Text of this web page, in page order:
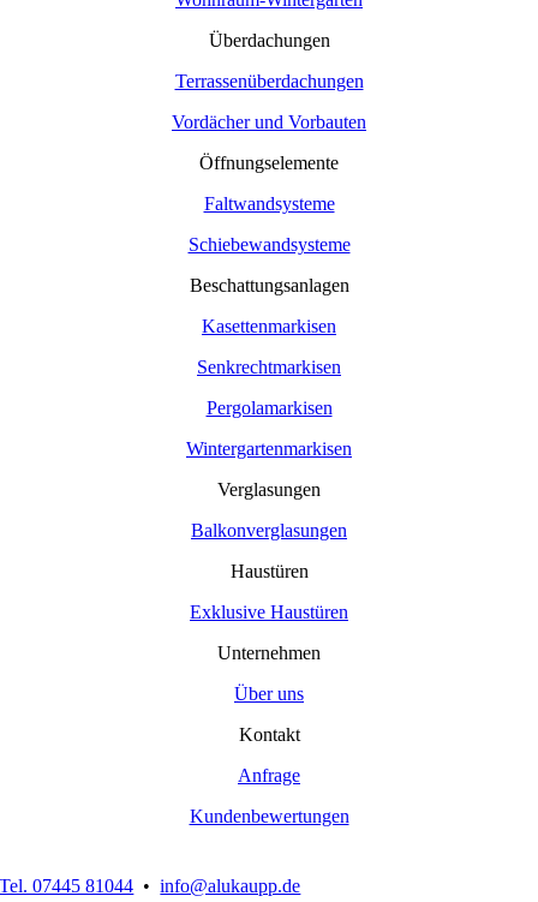
Überdachungen
Terrassenüberdachungen
Vordächer und Vorbauten
Öffnungselemente
Faltwandsysteme
Schiebewandsysteme
Beschattungsanlagen
Kasettenmarkisen
Senkrechtmarkisen
Pergolamarkisen
Wintergartenmarkisen
Verglasungen
Balkonverglasungen
Haustüren
Exklusive Haustüren
Unternehmen
Über uns
Kontakt
Anfrage
Kundenbewertungen
Tel. 07445 81044 •info@alukaupp.de